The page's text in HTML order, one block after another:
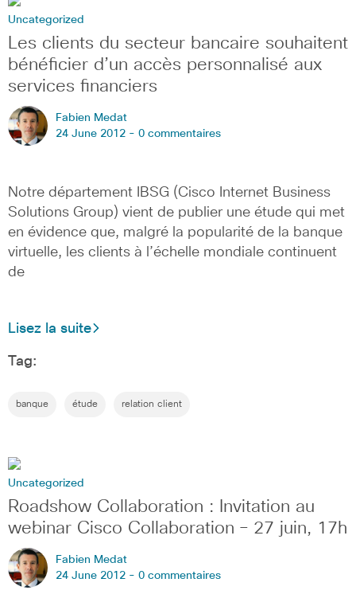
Uncategorized
Les clients du secteur bancaire souhaitent
bénéficier d’un accès personnalisé aux
services financiers
Fabien Medat
24 June 2012 - 0 commentaires
Notre département IBSG (Cisco Internet Business
Solutions Group) vient de publier une étude qui met
en évidence que, malgré la popularité de la banque
virtuelle, les clients à l’échelle mondiale continuent
de
Lisez la suite
Tag:
banque étude relation client
Uncategorized
Roadshow Collaboration : Invitation au
webinar Cisco Collaboration – 27 juin, 17h
Fabien Medat
24 June 2012 - 0 commentaires